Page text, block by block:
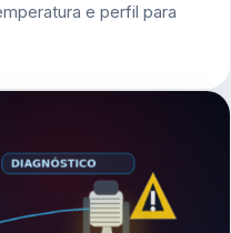
e perfil para